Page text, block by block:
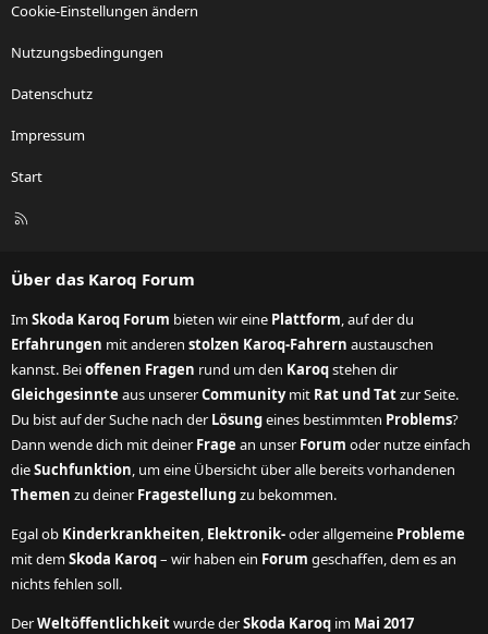
Cookie-Einstellungen ändern
Nutzungsbedingungen
Datenschutz
Impressum
Start
R
Über das Karoq Forum
ImSkoda Karoq Forum bieten wir eine Plattform, auf der du
Erfahrungen mit anderen stolzen Karoq-Fahrern austauschen
kannst. Beioffenen Fragen rund um den Karoqstehen dir
Gleichgesinnte aus unsererCommunitymit Rat und Tatzur Seite.
Du bist auf der Suche nach der Lösungeines bestimmten Problems?
Dann wende dich mit deiner Frage an unser Forum oder nutze einfach
dieSuchfunktion, um eine Übersicht über alle bereits vorhandenen
Themen zu deiner Fragestellungzu bekommen.
Egal ob Kinderkrankheiten, Elektronik-oder allgemeine Probleme
mit demSkoda Karoq– wir haben ein Forum geschaffen, dem es an
nichts fehlen soll.
DerWeltöffentlichkeitwurde derSkoda Karoq im Mai 2017